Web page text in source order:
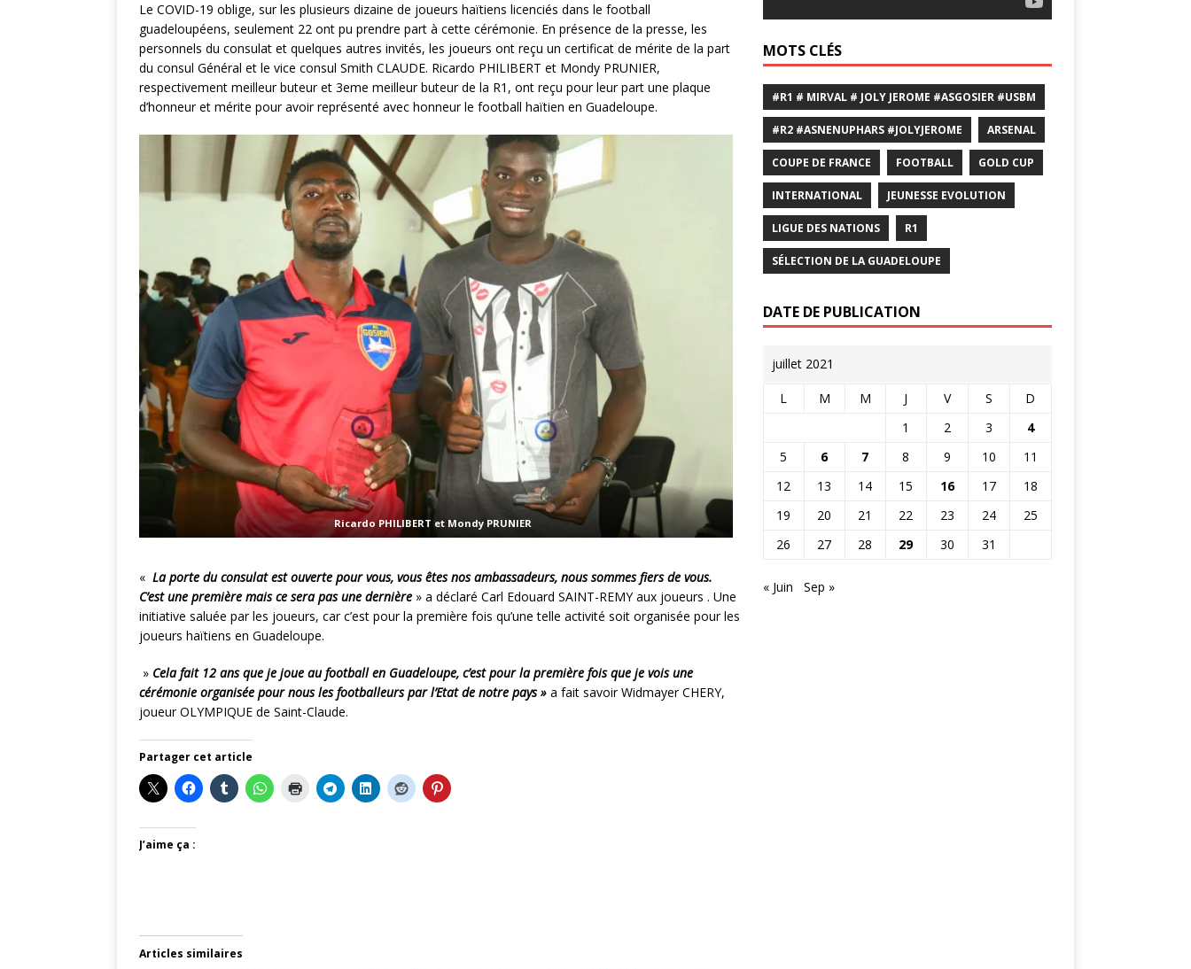
Le COVID-19 oblige, sur les plusieurs dizaine de joueurs haïtiens licenciés dans le football
guadeloupéens, seulement 22 ont pu prendre part à cette cérémonie. En présence de la presse, les
personnels du consulat et quelques autres invités, les joueurs ont reçu un certificat de mérite de la part
du consul Général et le vice consul Smith CLAUDE. Ricardo PHILIBERT et Mondy PRUNIER,
respectivement meilleur buteur et 3eme meilleur buteur de la R1, ont reçu pour leur part une plaque
d’honneur et mérite pour avoir représenté avec honneur le football haïtien en Guadeloupe.
Ricardo PHILIBERT et Mondy PRUNIER
« La porte du consulat est ouverte pour vous, vous êtes nos ambassadeurs, nous sommes fiers de vous.
C’est une première mais ce sera pas une dernière » a déclaré Carl Edouard SAINT-REMY aux joueurs . Une
initiative saluée par les joueurs, car c’est pour la première fois qu’une telle activité soit organisée pour les
joueurs haïtiens en Guadeloupe.
» Cela fait 12 ans que je joue au football en Guadeloupe, c’est pour la première fois que je vois une
cérémonie organisée pour nous les footballeurs par l’Etat de notre pays » a fait savoir Widmayer CHERY,
joueur OLYMPIQUE de Saint-Claude.
Partager cet article
J’aime ça :
Articles similaires
MOTS CLÉS
#R1 # MIRVAL # JOLY JEROME #ASGOSIER #USBM
#R2 #ASNENUPHARS #JOLYJEROME ARSENAL
COUPE DE FRANCE FOOTBALL GOLD CUP
INTERNATIONAL JEUNESSE EVOLUTION
LIGUE DES NATIONS R1
SÉLECTION DE LA GUADELOUPE
DATE DE PUBLICATION
juillet 2021
L M M J V S
D
1
2 3
4
5
6 7 8 9 10
11
12
13 14 15 16 17
18
19
20 21 22 23 24
25
26
27 28 29 30 31
« Juin Sep »